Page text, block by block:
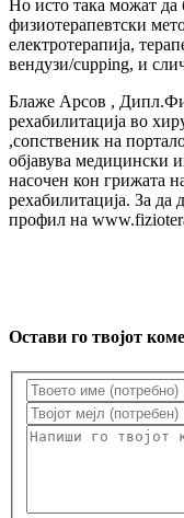
Но исто така можат
физиотерапевтски
електротерапија,
вендузи/cupping, и
Блаже Арсов ,
рeхабилитација во
,сопственик на
објавува медицински
насочен кон грижата
рехабилитација. За да
профил на
Остави го твојот